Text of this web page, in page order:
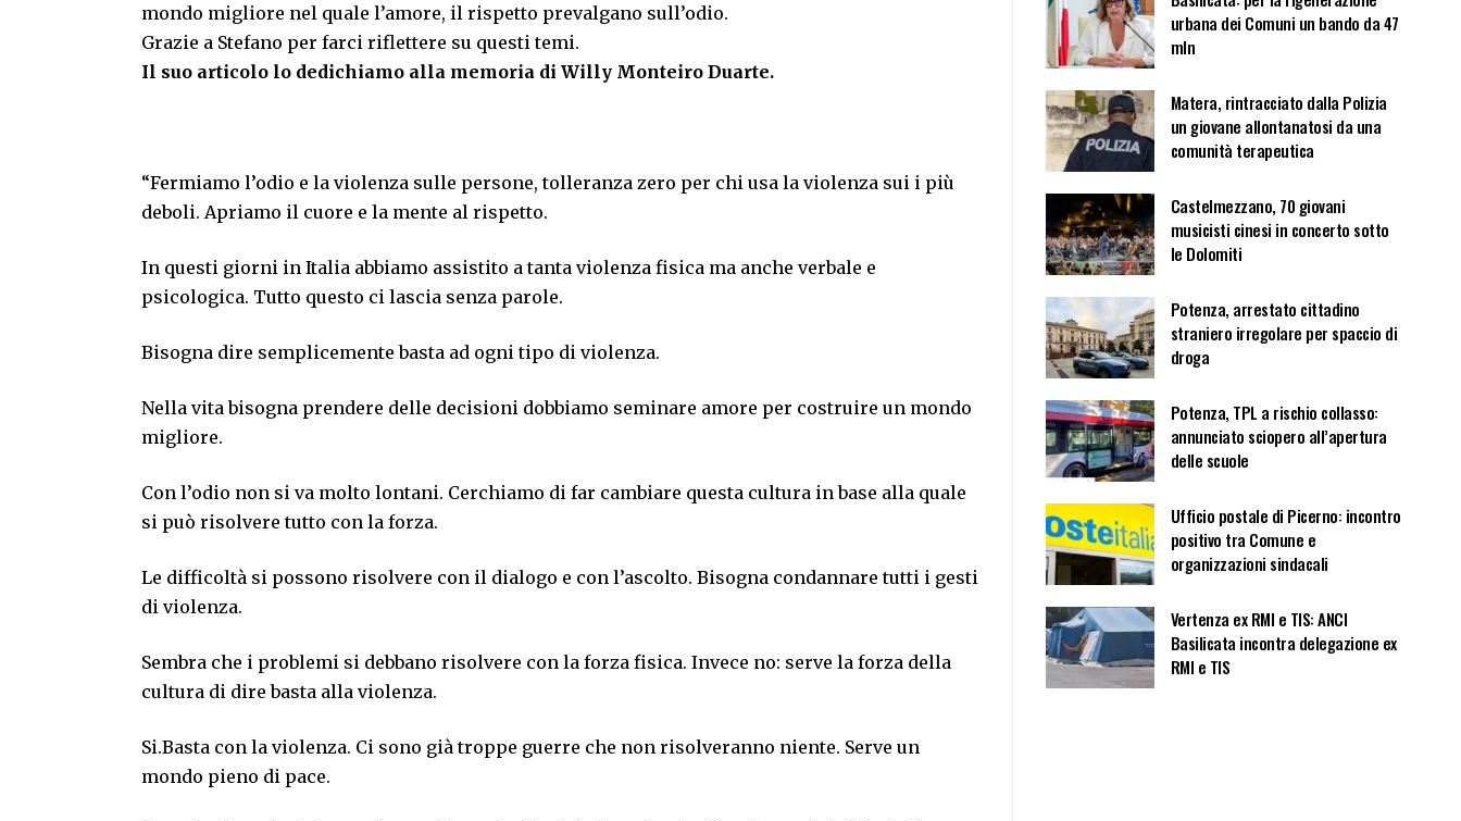
mondo migliore nel quale l’amore, il rispetto prevalgano sull’odio.
Grazie a Stefano per farci riflettere su questi temi.
Il suo articolo lo dedichiamo alla memoria di Willy Monteiro Duarte.
“Fermiamo l’odio e la violenza sulle persone, tolleranza zero per chi usa la violenza sui i più
deboli. Apriamo il cuore e la mente al rispetto.
In questi giorni in Italia abbiamo assistito a tanta violenza fisica ma anche verbale e
psicologica. Tutto questo ci lascia senza parole.
Bisogna dire semplicemente basta ad ogni tipo di violenza.
Nella vita bisogna prendere delle decisioni dobbiamo seminare amore per costruire un mondo
migliore.
Con l’odio non si va molto lontani. Cerchiamo di far cambiare questa cultura in base alla quale
si può risolvere tutto con la forza.
Le difficoltà si possono risolvere con il dialogo e con l’ascolto. Bisogna condannare tutti i gesti
di violenza.
Sembra che i problemi si debbano risolvere con la forza fisica. Invece no: serve la forza della
cultura di dire basta alla violenza.
Si.Basta con la violenza. Ci sono già troppe guerre che non risolveranno niente. Serve un
mondo pieno di pace.
urbana dei Comuni un bando da 47
mln
Matera, rintracciato dalla Polizia
un giovane allontanatosi da una
comunità terapeutica
Castelmezzano, 70 giovani
musicisti cinesi in concerto sotto
le Dolomiti
Potenza, arrestato cittadino
straniero irregolare per spaccio di
droga
Potenza, TPL a rischio collasso:
annunciato sciopero all’apertura
delle scuole
Ufficio postale di Picerno: incontro
positivo tra Comune e
organizzazioni sindacali
Vertenza ex RMI e TIS: ANCI
Basilicata incontra delegazione ex
RMI e TIS